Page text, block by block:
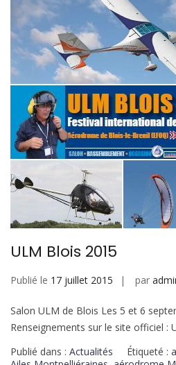
ULM Blois 2015
Publié le 17 juillet 2015 par
Salon ULM de Blois Les 5 et 6
Renseignements sur le site officiel :
Publié dans : Actualités Étiqueté :